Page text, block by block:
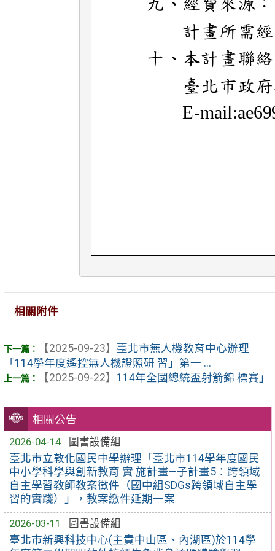
相關公告
2026-04-14
圖書設備組
臺北市立敦化國民中學辦理「臺北市114學年度國民
中小學科學與創新教育 實 施計畫—子計畫5：跨領域
自主學習教師教案徵件（國中組SDGs跨領域自主學
習的實踐）」，教案繳件延期一案
2026-03-11
圖書設備組
臺北市新興科技中心(主責中山區、內湖區)於114學
相關附件
【2025-09-23】 臺北市無人機教育中心辦理
「114學年度遙控無人機證照研 習」第一 ...
【2025-09-22】 114年全國總統盃射箭錦 標賽」